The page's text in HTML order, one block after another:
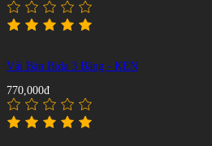
Vải Bàn Bida 3 Băng - KEN
770,000đ